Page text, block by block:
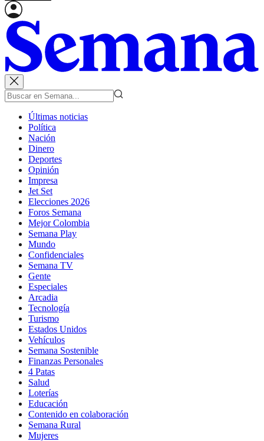
Últimas noticias
Política
Nación
Dinero
Deportes
Opinión
Impresa
Jet Set
Elecciones 2026
Foros Semana
Mejor Colombia
Semana Play
Mundo
Confidenciales
Semana TV
Gente
Especiales
Arcadia
Tecnología
Turismo
Estados Unidos
Vehículos
Semana Sostenible
Finanzas Personales
4 Patas
Salud
Loterías
Educación
Contenido en colaboración
Semana Rural
Mujeres